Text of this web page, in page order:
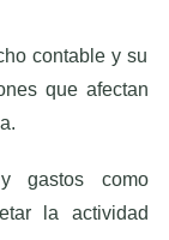
contable y su
que afectan
gastos como
la actividad